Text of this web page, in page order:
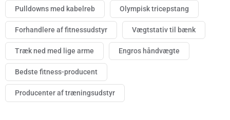
Pulldowns med kabelreb Olympisk tricepstang
Forhandlere af fitnessudstyr Vægtstativ til bænk
Træk ned med lige arme Engros håndvægte
Bedste fitness-producent
Producenter af træningsudstyr